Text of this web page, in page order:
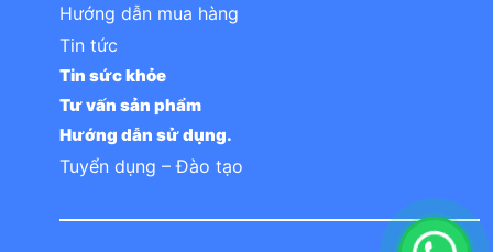
Hướng dẫn mua hàng
Tin tức
Tin sức khỏe
Tư vấn sản phẩm
Hướng dẫn sử dụng.
Tuyển dụng – Đào tạo